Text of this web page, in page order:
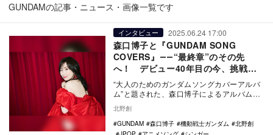
GUNDAMの記事・ニュース・画像一覧です
インタビュー 2025.06.24 17:00
森口博子と『GUNDAM SONG
COVERS』――“最終章”のその先
へ！ デビュー40年目の今、挑戦と
感謝を語る
“大人のためのガンダムソングカバーアルバ
ム”と題された、森口博子によるアルバムシ
北野創
GUNDAM
森口博子 機動戦士ガンダム
北野創